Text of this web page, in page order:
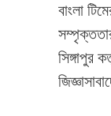
বাংলা
সিঙ্গাপুর